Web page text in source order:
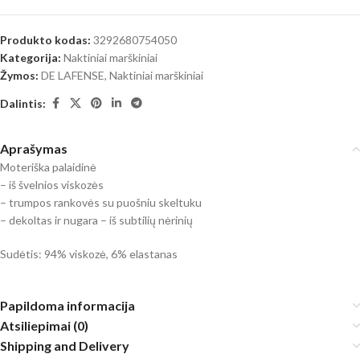
Produkto kodas: 3292680754050
Kategorija: Naktiniai marškiniai
Žymos: DE LAFENSE, Naktiniai marškiniai
Dalintis:
Aprašymas
Moteriška palaidinė
– iš švelnios viskozės
– trumpos rankovės su puošniu skeltuku
– dekoltas ir nugara – iš subtilių nėrinių
Sudėtis: 94% viskozė, 6% elastanas
Papildoma informacija
Atsiliepimai (0)
Shipping and Delivery